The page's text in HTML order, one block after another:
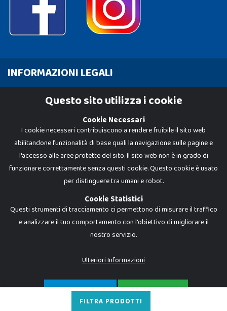
FILTRA PRODOTTI
INFORMAZIONI LEGALI
Cookie Policy
Dadi e Mattoncini è un brand di Giocabene Srl. Ogni riproduzione o utilizzo non
I prezzi e le promozioni pubblicate potrebbero differire da quanto esposto in
P.IVA 02608090425 - REA AN201199 - C.S. 10.000 i.v.
Questo sito utilizza i cookie
Cookie Necessari
I cookie necessari contribuiscono a rendere fruibile il sito web
abilitandone funzionalità di base quali la navigazione sulle pagine e
l'accesso alle aree protette del sito. Il sito web non è in grado di
funzionare correttamente senza questi cookie. Questo cookie è usato
per distinguere tra umani e robot.
Cookie Statistici
Questi strumenti di tracciamento ci permettono di misurare il traffico
e analizzare il tuo comportamento con l'obiettivo di migliorare il
nostro servizio.
Ulteriori Informazioni
SOLO NECESSARI ACCETTA TUTTO